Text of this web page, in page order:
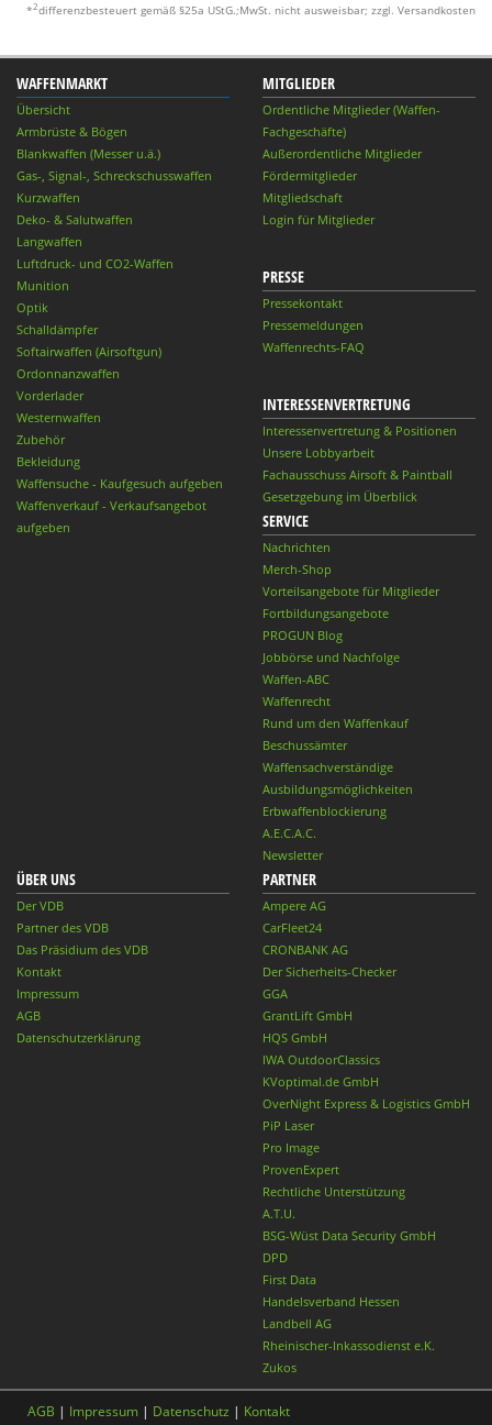
*2differenzbesteuert gemäß §25a UStG.;MwSt. nicht ausweisbar; zzgl. Versandkosten
WAFFENMARKT
Übersicht
Armbrüste & Bögen
Blankwaffen (Messer u.ä.)
Gas-, Signal-, Schreckschusswaffen
Kurzwaffen
Deko- & Salutwaffen
Langwaffen
Luftdruck- und CO2-Waffen
Munition
Optik
Schalldämpfer
Softairwaffen (Airsoftgun)
Ordonnanzwaffen
Vorderlader
Westernwaffen
Zubehör
Bekleidung
Waffensuche - Kaufgesuch aufgeben
Waffenverkauf - Verkaufsangebot
aufgeben
MITGLIEDER
Ordentliche Mitglieder (Waffen-
Fachgeschäfte)
Außerordentliche Mitglieder
Fördermitglieder
Mitgliedschaft
Login für Mitglieder
PRESSE
Pressekontakt
Pressemeldungen
Waffenrechts-FAQ
INTERESSENVERTRETUNG
Interessenvertretung & Positionen
Unsere Lobbyarbeit
Fachausschuss Airsoft & Paintball
Gesetzgebung im Überblick
SERVICE
Nachrichten
Merch-Shop
Vorteilsangebote für Mitglieder
Fortbildungsangebote
PROGUN Blog
Jobbörse und Nachfolge
Waffen-ABC
Waffenrecht
Rund um den Waffenkauf
Beschussämter
Waffensachverständige
Ausbildungsmöglichkeiten
Erbwaffenblockierung
A.E.C.A.C.
Newsletter
ÜBER UNS
Der VDB
Partner des VDB
Das Präsidium des VDB
Kontakt
Impressum
AGB
Datenschutzerklärung
PARTNER
Ampere AG
CarFleet24
CRONBANK AG
Der Sicherheits-Checker
GGA
GrantLift GmbH
HQS GmbH
IWA OutdoorClassics
KVoptimal.de GmbH
OverNight Express & Logistics GmbH
PiP Laser
Pro Image
ProvenExpert
Rechtliche Unterstützung
A.T.U.
BSG-Wüst Data Security GmbH
DPD
First Data
Handelsverband Hessen
Landbell AG
Rheinischer-Inkassodienst e.K.
Zukos
AGB | Impressum | Datenschutz | Kontakt